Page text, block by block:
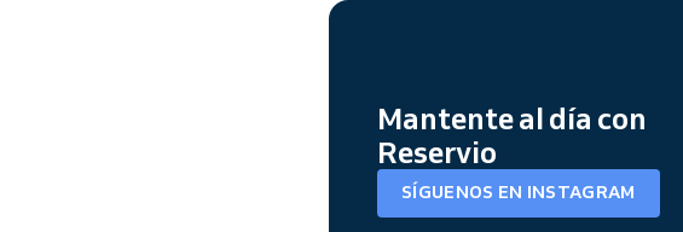
Mantente al día con
Reservio
SÍGUENOS EN INSTAGRAM